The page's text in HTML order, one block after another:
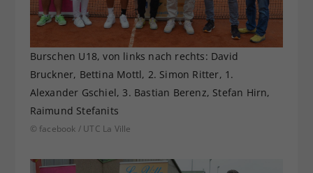
Burschen U18, von links nach rechts: David
Bruckner, Bettina Mottl, 2. Simon Ritter, 1.
Alexander Gschiel, 3. Bastian Berenz, Stefan Hirn,
Raimund Stefanits
© facebook / UTC La Ville